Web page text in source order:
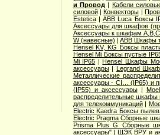
и Провод | Кабели
силовой|Конвекторы |
Estetica| ABB Luca Боксы
Аксессуары для шкафов
Аксессуары к шкафам
W (навесные) |ABB Шкафы
Hensel KV, KG Боксы
Hensel Mi Боксы пустые
Mi IP65 |Hensel Шкафы
аксессуары| Legrand
Металлические
аксессуары - CI… (IP65) и
(IP55) и аксессуары|
распределительные
для телекоммуникаций|
Electric Kaedra Боксы
Electric Pragma Сборные
Prisma Plus G Сборные
аксессуары"|ЩЭК ВРУ и